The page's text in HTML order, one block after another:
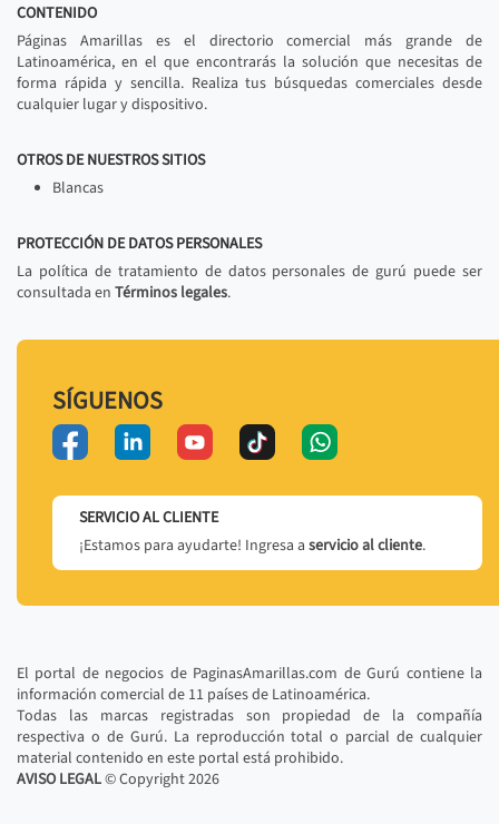
CONTENIDO
Páginas Amarillas es el directorio comercial más grande de
Latinoamérica, en el que encontrarás la solución que necesitas de
forma rápida y sencilla. Realiza tus búsquedas comerciales desde
cualquier lugar y dispositivo.
OTROS DE NUESTROS SITIOS
Blancas
PROTECCIÓN DE DATOS PERSONALES
La política de tratamiento de datos personales de gurú puede ser
consultada en Términos legales.
SÍGUENOS
SERVICIO AL CLIENTE
¡Estamos para ayudarte! Ingresa a servicio al cliente.
El portal de negocios de PaginasAmarillas.com de Gurú contiene la
información comercial de 11 países de Latinoamérica.
Todas las marcas registradas son propiedad de la compañía
respectiva o de Gurú. La reproducción total o parcial de cualquier
material contenido en este portal está prohibido.
AVISO LEGAL© Copyright2026